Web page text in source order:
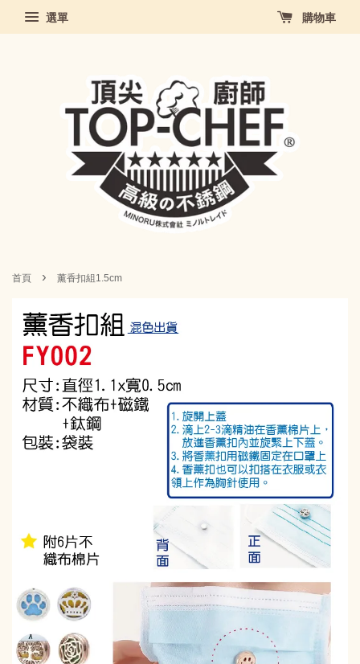
選單 購物車
首頁 › 薰香扣組1.5cm